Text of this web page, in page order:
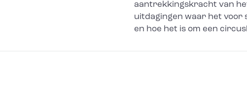
aantrekkingskracht van
uitdagingen waar het voor
en hoe het is om een